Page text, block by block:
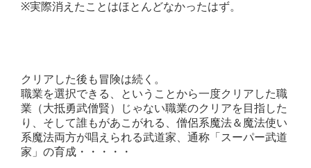
※実際消えたことはほとんどなかったはず。
クリアした後も冒険は続く。
職業を選択できる、ということから一度クリアした職
業（大抵勇武僧賢）じゃない職業のクリアを目指した
り、そして誰もがあこがれる、僧侶系魔法＆魔法使い
系魔法両方が唱えられる武道家、通称「スーパー武道
家」の育成・・・・・